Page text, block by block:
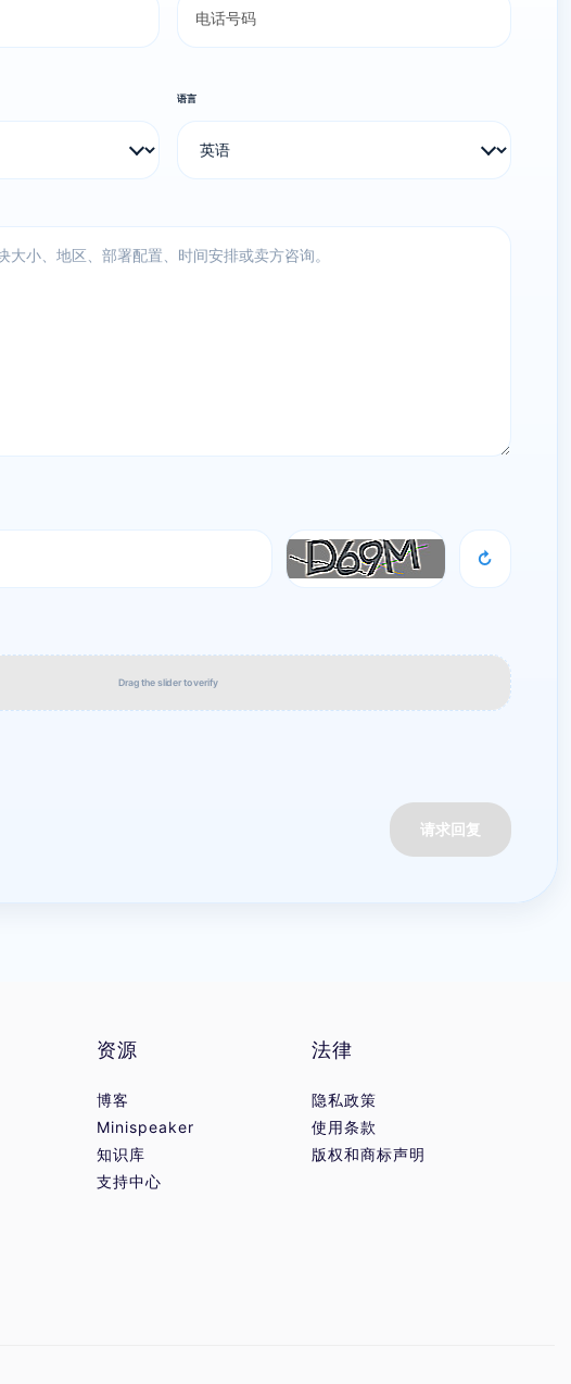
语言
↻
Drag the slider to verify
请求回复
资源
博客
Minispeaker
知识库
支持中心
法律
隐私政策
使用条款
版权和商标声明